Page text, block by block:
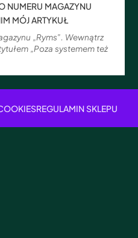
NUMERU MAGAZYNU
MÓJ ARTYKUŁ
„Ryms”. Wewnątrz
„Poza systemem też
REGULAMIN SKLEPU